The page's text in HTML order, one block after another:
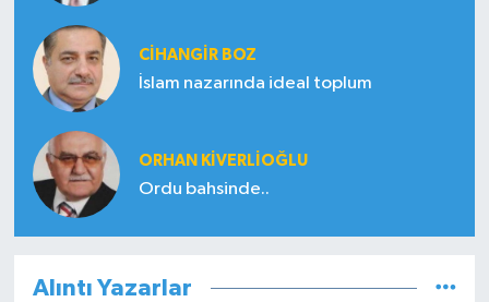
CIHANGIR BOZ
İslam nazarında ideal toplum
ORHAN KIVERLIOĞLU
Ordu bahsinde..
Alıntı Yazarlar